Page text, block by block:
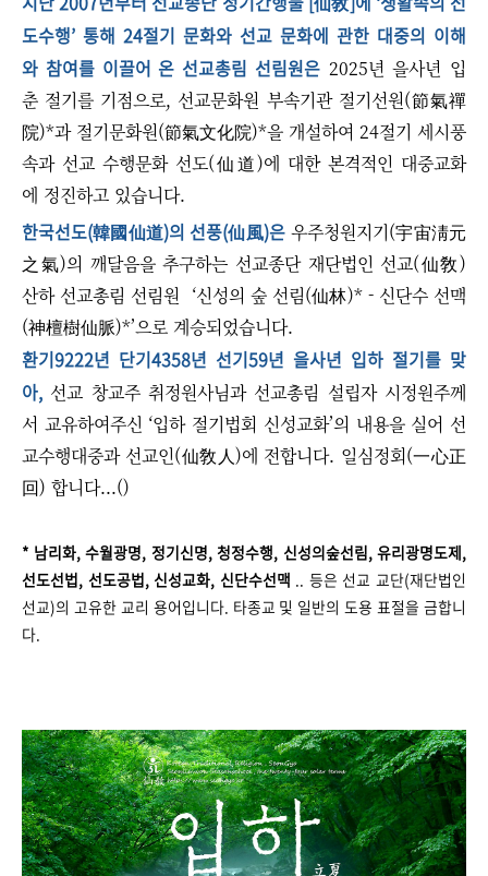
도수행’ 통해 24절기 문화와 선교 문화에 관한 대중의 이해
와 참여를 이끌어 온 선교총림 선림원은2025년 을사년 입
춘 절기를 기점으로, 선교문화원 부속기관 절기선원(節氣禪
院)*과 절기문화원(節氣文化院)*을 개설하여 24절기 세시풍
속과 선교 수행문화 선도(仙道)에 대한 본격적인 대중교화
에 정진하고 있습니다.
한국선도(韓國仙道)의 선풍(仙風)은우주청원지기(宇宙淸元
之氣)의 깨달음을 추구하는 선교종단 재단법인 선교(仙敎)
산하 선교총림 선림원 ‘신성의 숲 선림(仙林)* - 신단수 선맥
(神檀樹仙脈)*’으로 계승되었습니다.
환기9222년 단기4358년 선기59년 을사년 입하 절기를 맞
아, 선교 창교주 취정원사님과 선교총림 설립자 시정원주께
서 교유하여주신 ‘입하 절기법회 신성교화’의 내용을 실어 선
교수행대중과 선교인(仙敎人)에 전합니다. 일심정회(一心正
回) 합니다...()
* 남리화, 수월광명, 정기신명, 청정수행, 신성의숲선림, 유리광명도제,
선도선법, 선도공법, 신성교화, 신단수선맥 .. 등은 선교 교단(재단법인
선교)의 고유한 교리 용어입니다. 타종교 및 일반의 도용 표절을 금합니
다.